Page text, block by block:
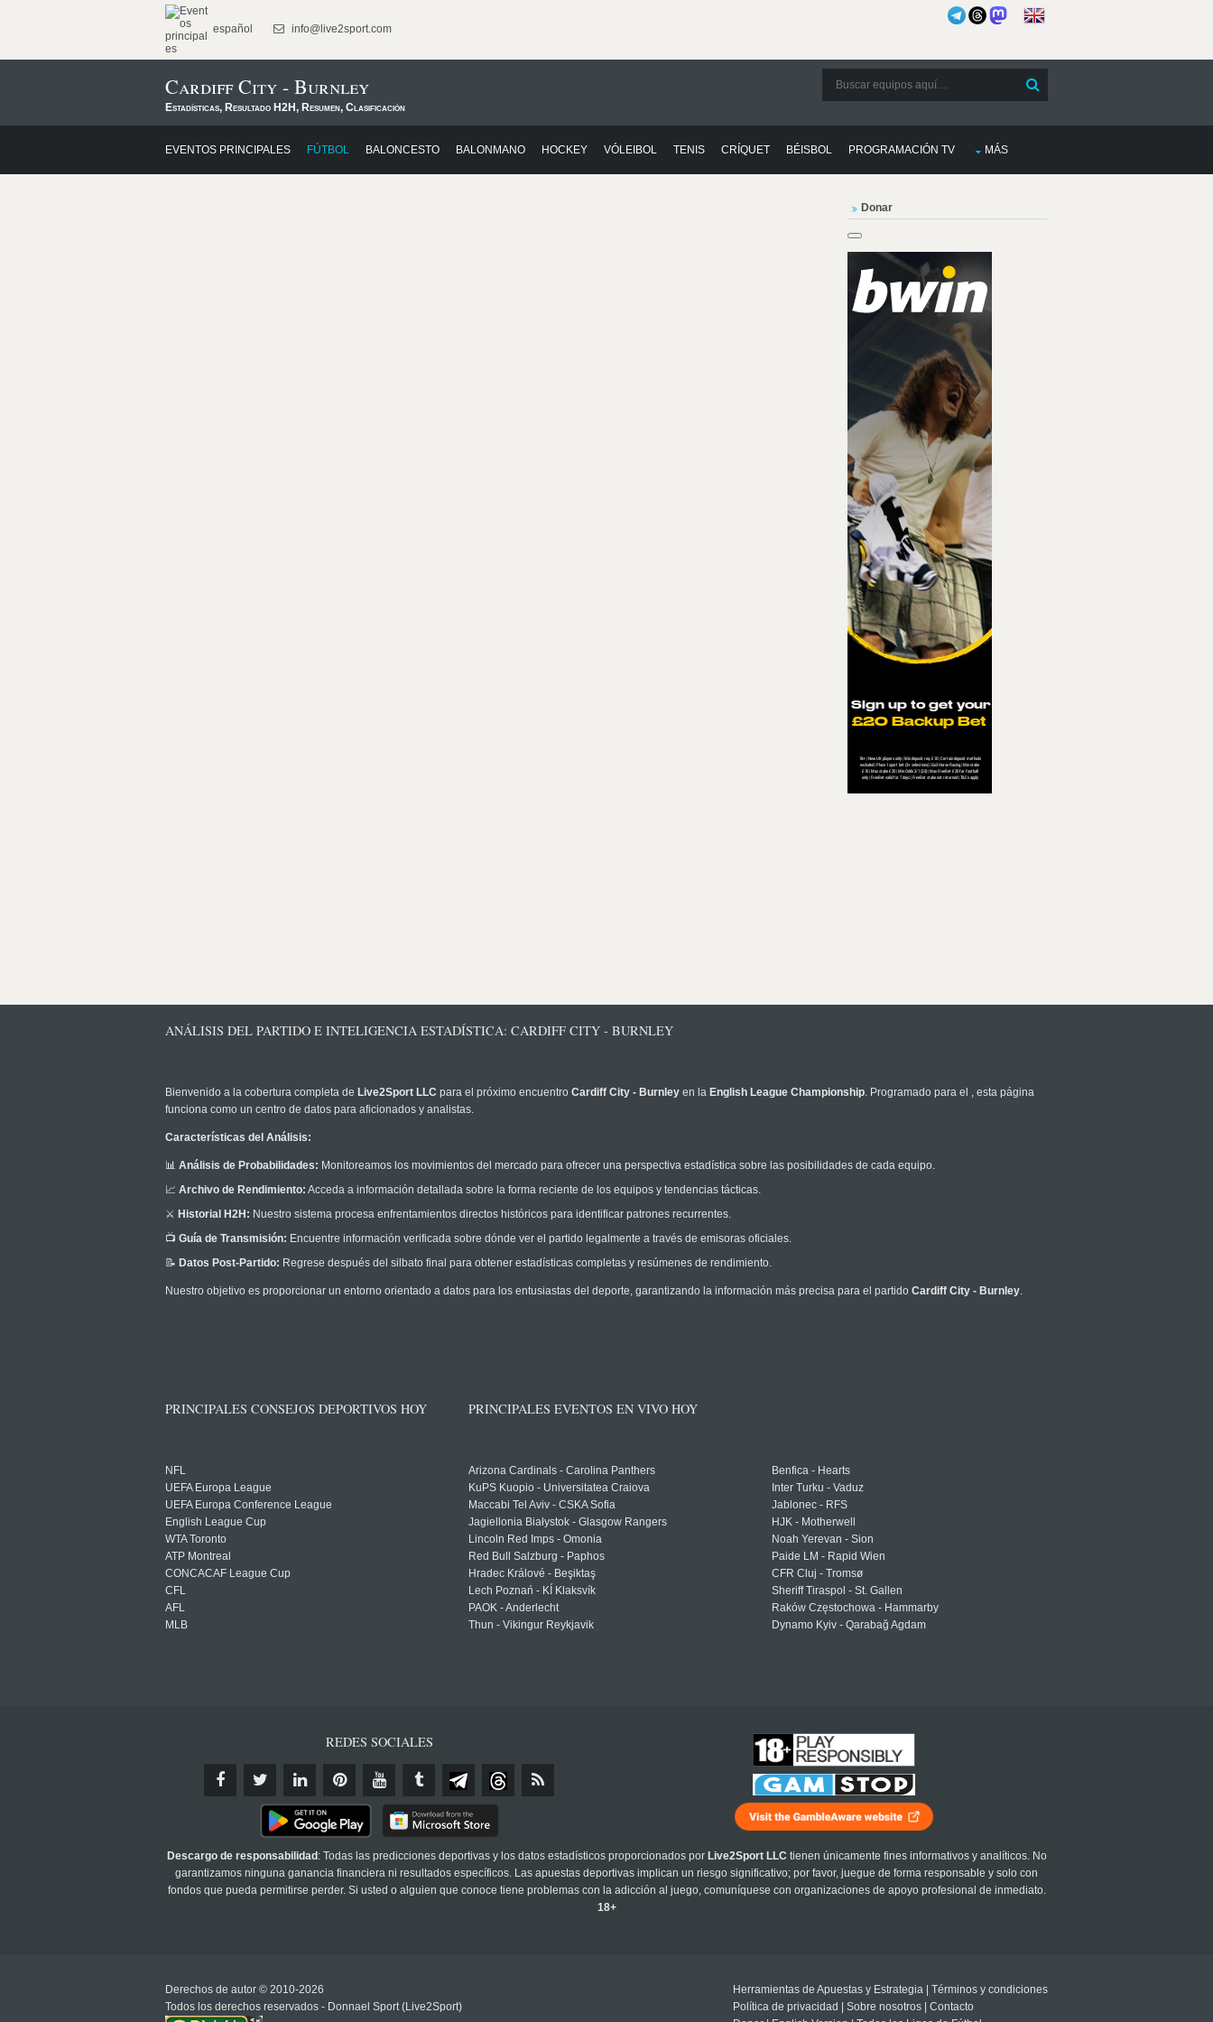
español info@live2sport.com
Cardiff City - Burnley
Estadísticas, Resultado H2H, Resumen, Clasificación
EVENTOS PRINCIPALES FÚTBOL BALONCESTO BALONMANO HOCKEY VÓLEIBOL TENIS CRÍQUET BÉISBOL PROGRAMACIÓN TV MÁS
Donar
ANÁLISIS DEL PARTIDO E INTELIGENCIA ESTADÍSTICA: CARDIFF CITY - BURNLEY
Bienvenido a la cobertura completa de Live2Sport LLC para el próximo encuentro Cardiff City - Burnley en la English League Championship. Programado para el , esta página
funciona como un centro de datos para aficionados y analistas.
Características del Análisis:
📊 Análisis de Probabilidades: Monitoreamos los movimientos del mercado para ofrecer una perspectiva estadística sobre las posibilidades de cada equipo.
📈 Archivo de Rendimiento: Acceda a información detallada sobre la forma reciente de los equipos y tendencias tácticas.
⚔️ Historial H2H: Nuestro sistema procesa enfrentamientos directos históricos para identificar patrones recurrentes.
📺 Guía de Transmisión: Encuentre información verificada sobre dónde ver el partido legalmente a través de emisoras oficiales.
📝 Datos Post-Partido: Regrese después del silbato final para obtener estadísticas completas y resúmenes de rendimiento.
Nuestro objetivo es proporcionar un entorno orientado a datos para los entusiastas del deporte, garantizando la información más precisa para el partido Cardiff City - Burnley.
PRINCIPALES CONSEJOS DEPORTIVOS HOY
NFL
UEFA Europa League
UEFA Europa Conference League
English League Cup
WTA Toronto
ATP Montreal
CONCACAF League Cup
CFL
AFL
MLB
PRINCIPALES EVENTOS EN VIVO HOY
Arizona Cardinals - Carolina Panthers
KuPS Kuopio - Universitatea Craiova
Maccabi Tel Aviv - CSKA Sofia
Jagiellonia Białystok - Glasgow Rangers
Lincoln Red Imps - Omonia
Red Bull Salzburg - Paphos
Hradec Králové - Beşiktaş
Lech Poznań - KÍ Klaksvík
PAOK - Anderlecht
Thun - Vikingur Reykjavik
Benfica - Hearts
Inter Turku - Vaduz
Jablonec - RFS
HJK - Motherwell
Noah Yerevan - Sion
Paide LM - Rapid Wien
CFR Cluj - Tromsø
Sheriff Tiraspol - St. Gallen
Raków Częstochowa - Hammarby
Dynamo Kyiv - Qarabağ Agdam
REDES SOCIALES
Descargo de responsabilidad : Todas las predicciones deportivas y los datos estadísticos proporcionados por Live2Sport LLC tienen únicamente fines informativos y analíticos. No
garantizamos ninguna ganancia financiera ni resultados específicos. Las apuestas deportivas implican un riesgo significativo; por favor, juegue de forma responsable y solo con
fondos que pueda permitirse perder. Si usted o alguien que conoce tiene problemas con la adicción al juego, comuníquese con organizaciones de apoyo profesional de inmediato.
18+
Derechos de autor © 2010-2026
Todos los derechos reservados - Donnael Sport (Live2Sport)
Herramientas de Apuestas y Estrategia
Términos y condiciones
Política de privacidad
Sobre nosotros
Contacto